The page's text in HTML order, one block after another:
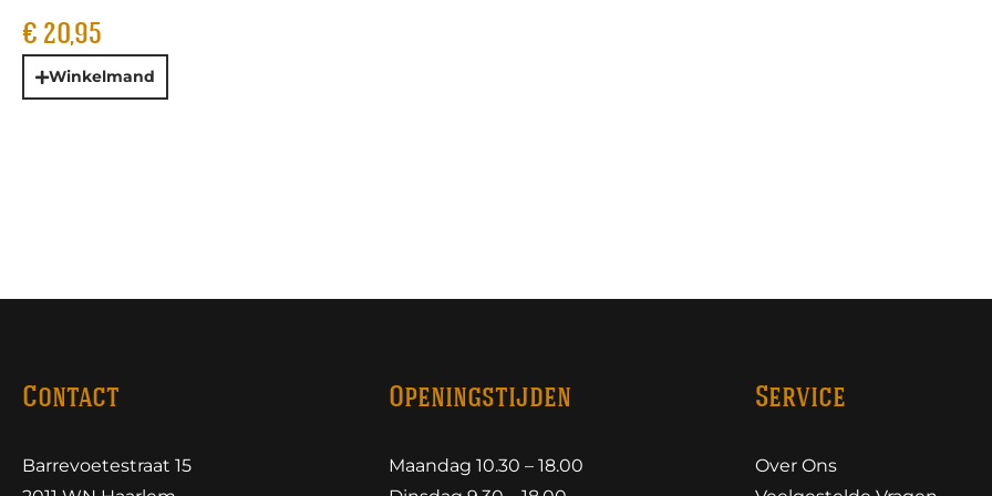
€ 20,95
Winkelmand
Contact
Barrevoetestraat 15
Openingstijden
Maandag 10.30 – 18.00
Service
Over Ons